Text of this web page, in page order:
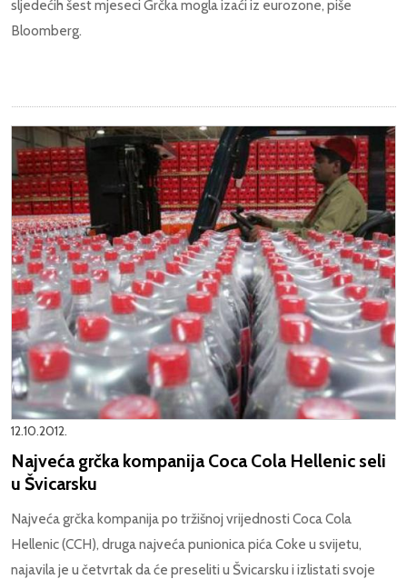
sljedećih šest mjeseci Grčka mogla izaći iz eurozone, piše
Bloomberg.
12.10.2012.
Najveća grčka kompanija Coca Cola Hellenic seli
u Švicarsku
Najveća grčka kompanija po tržišnoj vrijednosti Coca Cola
Hellenic (CCH), druga najveća punionica pića Coke u svijetu,
najavila je u četvrtak da će preseliti u Švicarsku i izlistati svoje